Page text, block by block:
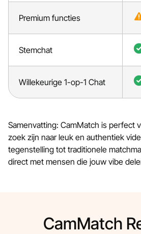
Premium functies
Stemchat
Willekeurige 1-op-1 Chat
Samenvatting: CamMatch is perfect
zoek zijn naar leuk en authentiek
tegenstelling tot traditionele
direct met mensen die jouw vibe
CamMatch